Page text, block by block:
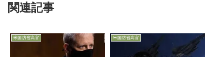
関連記事
米国防省高官 米国防省高官